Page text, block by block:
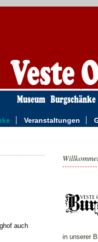
Veranstaltungen
in unserer
auch